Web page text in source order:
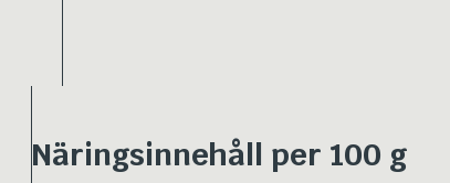
Näringsinnehåll per 100 g